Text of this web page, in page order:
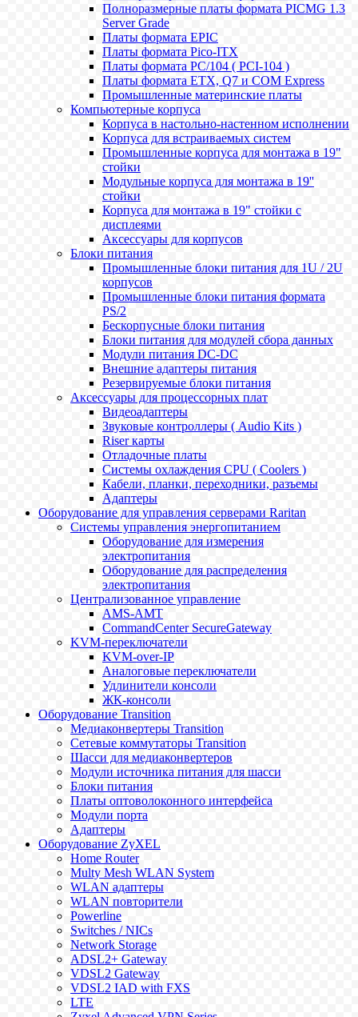
Полноразмерные платы формата PICMG 1.3
Server Grade
Платы формата EPIC
Платы формата Pico-ITX
Платы формата PC/104 ( PCI-104 )
Платы формата ETX, Q7 и COM Express
Промышленные материнские платы
Компьютерные корпуса
Корпуса в настольно-настенном исполнении
Корпуса для встраиваемых систем
Промышленные корпуса для монтажа в 19"
стойки
Модульные корпуса для монтажа в 19''
стойки
Корпуса для монтажа в 19" стойки с
дисплеями
Аксессуары для корпусов
Блоки питания
Промышленные блоки питания для 1U / 2U
корпусов
Промышленные блоки питания формата
PS/2
Бескорпусные блоки питания
Блоки питания для модулей сбора данных
Модули питания DC-DC
Внешние адаптеры питания
Резервируемые блоки питания
Аксессуары для процессорных плат
Видеоадаптеры
Звуковые контроллеры ( Audio Kits )
Riser карты
Отладочные платы
Системы охлаждения CPU ( Coolers )
Кабели, планки, переходники, разъемы
Адаптеры
Оборудование для управления серверами Raritan
Системы управления энергопитанием
Оборудование для измерения
электропитания
Оборудование для распределения
электропитания
Централизованное управление
AMS-AMT
CommandCenter SecureGateway
KVM-переключатели
KVM-over-IP
Аналоговые переключатели
Удлинители консоли
ЖК-консоли
Оборудование Transition
Медиаконвертеры Transition
Сетевые коммутаторы Transition
Шасси для медиаконвертеров
Модули источника питания для шасси
Блоки питания
Платы оптоволоконного интерфейса
Модули порта
Адаптеры
Оборудование ZyXEL
Home Router
Multy Mesh WLAN System
WLAN адаптеры
WLAN повторители
Powerline
Switches / NICs
Network Storage
ADSL2+ Gateway
VDSL2 Gateway
VDSL2 IAD with FXS
LTE